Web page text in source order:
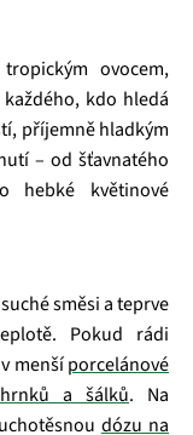
ovocem,
kdo hledá
příjemně hladkým
– od šťavnatého
hebké květinové
směsi a teprve
Pokud rádi
menšíporcelánové
hrnků a šálků. Na
dózu na